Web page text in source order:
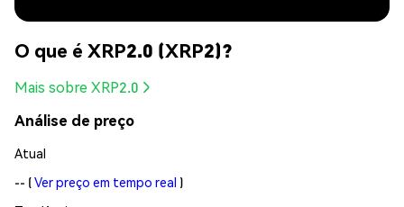
O que é XRP2.0 (XRP2)?
Mais sobre XRP2.0
Análise de preço
Atual
-- (Ver preço em tempo real )